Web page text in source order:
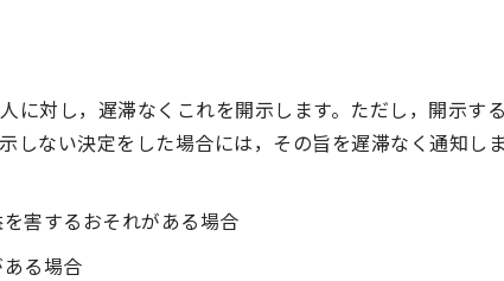
に対し，遅滞なくこれを開示します。ただし，開示す
ない決定をした場合には，その旨を遅滞なく通知し
害するおそれがある場合
る場合